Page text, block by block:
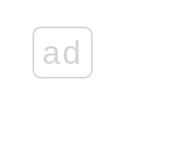
ad